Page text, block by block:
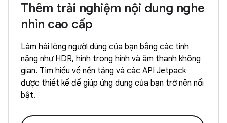
Thêm trải nghiệm nội dung nghe
nhìn cao cấp
Làm hài lòng người dùng của bạn bằng các tính
năng như HDR, hình trong hình và âm thanh không
gian. Tìm hiểu về nền tảng và các API Jetpack
được thiết kế để giúp ứng dụng của bạn trở nên nổi
bật.